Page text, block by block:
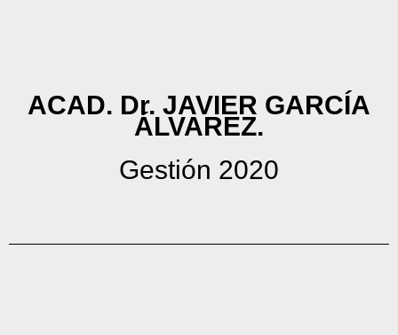
ACAD. Dr. JAVIER GARCÍA
ÁLVAREZ.
Gestión 2020